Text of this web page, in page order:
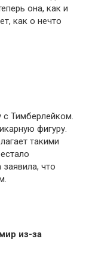
она, как и
как о нечто
с Тимберлейком.
фигуру.
такими
что
из-за